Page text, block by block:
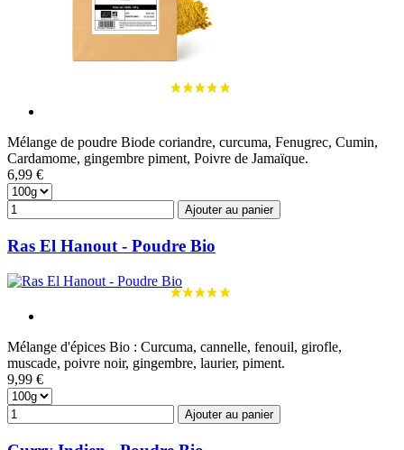
Mélange de poudre Biode coriandre, curcuma, Fenugrec, Cumin,
Cardamome, gingembre piment, Poivre de Jamaïque.
6,99 €
Ajouter au panier
Ras El Hanout - Poudre Bio
Mélange d'épices Bio : Curcuma, cannelle, fenouil, girofle,
muscade, poivre noir, gingembre, laurier, piment.
9,99 €
Ajouter au panier